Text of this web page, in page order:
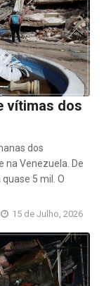
vítimas dos
dos
na Venezuela. De
5 mil. O
15 de Julho, 2026